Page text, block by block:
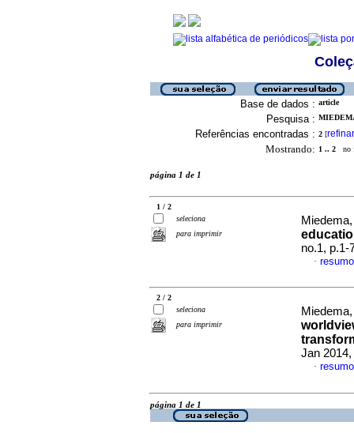
Base de dados : article
Pesquisa :
Referências encontradas : 2 [refinar
Mostrando: 1 .. 2 no
página 1 de 1
1 / 2
seleciona
para imprimir
no.1, p.1-
·
2 / 2
seleciona
para imprimir
Jan
·
página 1 de 1